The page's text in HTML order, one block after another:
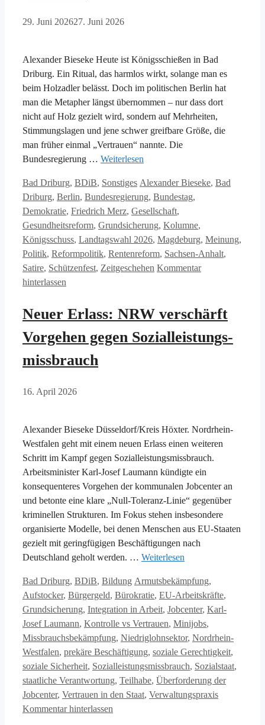
29. Juni 202627. Juni 2026
Alexander Bieseke Heute ist Königsschießen in Bad
Driburg. Ein Ritual, das harmlos wirkt, solange man es
beim Holzadler belässt. Doch im politischen Berlin hat
man die Metapher längst übernommen – nur dass dort
nicht auf Holz gezielt wird, sondern auf Mehrheiten,
Stimmungslagen und jene schwer greifbare Größe, die
man früher einmal „Vertrauen“ nannte. Die
Bundesregierung … Weiterlesen
Kategorien
Bad Driburg, BDiB, Sonstiges Schlagwörter
Alexander Bieseke, Bad
Driburg, Berlin, Bundesregierung, Bundestag,
Demokratie, Friedrich Merz, Gesellschaft,
Gesundheitsreform, Grundsicherung, Kolumne,
Königsschuss, Landtagswahl 2026, Magdeburg, Meinung,
Politik, Reformpolitik, Rentenreform, Sachsen-Anhalt,
Satire, Schützenfest, Zeitgeschehen Kommentar
hinterlassen
Neuer Erlass: NRW verschärft
Vorgehen gegen Sozialleistungs-
missbrauch
16. April 2026
Alexander Bieseke Düsseldorf/Kreis Höxter. Nordrhein-
Westfalen geht mit einem neuen Erlass einen weiteren
Schritt im Kampf gegen Sozialleistungsmissbrauch.
Arbeitsminister Karl-Josef Laumann kündigte ein
konsequenteres Vorgehen der kommunalen Jobcenter an
und betonte eine klare „Null-Toleranz-Linie“ gegenüber
kriminellen Strukturen. Im Fokus stehen insbesondere
organisierte Modelle, bei denen Menschen aus EU-Staaten
gezielt mit geringfügigen Beschäftigungen nach
Deutschland geholt werden. … Weiterlesen
Kategorien
Bad Driburg, BDiB, Bildung Schlagwörter
Armutsbekämpfung,
Aufstocker, Bürgergeld, Bürokratie, EU-Arbeitskräfte,
Grundsicherung, Integration in Arbeit, Jobcenter, Karl-
Josef Laumann, Kontrolle vs Vertrauen, Minijobs,
Missbrauchsbekämpfung, Niedriglohnsektor, Nordrhein-
Westfalen, prekäre Beschäftigung, soziale Gerechtigkeit,
soziale Sicherheit, Sozialleistungsmissbrauch, Sozialstaat,
staatliche Verantwortung, Teilhabe, Überforderung der
Jobcenter, Vertrauen in den Staat, Verwaltungspraxis
Kommentar hinterlassen